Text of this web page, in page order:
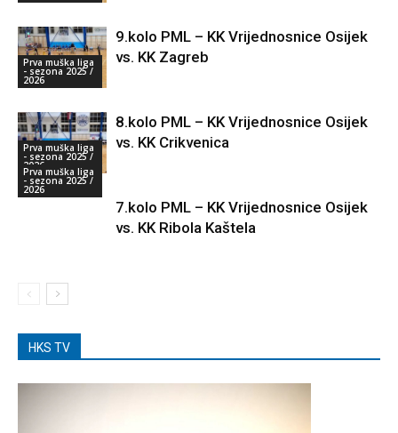
Prva muška liga
- sezona 2025 /
2026
9.kolo PML – KK Vrijednosnice Osijek
vs. KK Zagreb
Prva muška liga
- sezona 2025 /
2026
8.kolo PML – KK Vrijednosnice Osijek
vs. KK Crikvenica
Prva muška liga
- sezona 2025 /
2026
7.kolo PML – KK Vrijednosnice Osijek
vs. KK Ribola Kaštela
HKS TV